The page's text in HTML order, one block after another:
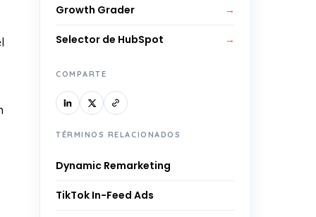
Growth Grader →
Selector de HubSpot →
COMPARTE
TÉRMINOS RELACIONADOS
Dynamic Remarketing
TikTok In-Feed Ads